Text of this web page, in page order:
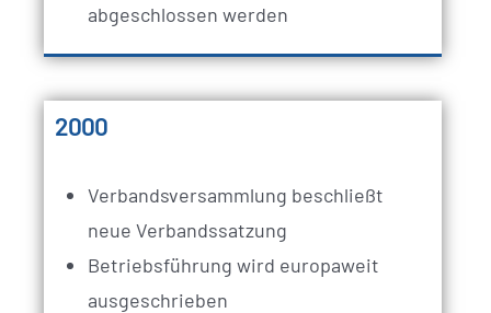
abgeschlossen werden
2000
Verbandsversammlung beschließt
neue Verbandssatzung
Betriebsführung wird europaweit
ausgeschrieben